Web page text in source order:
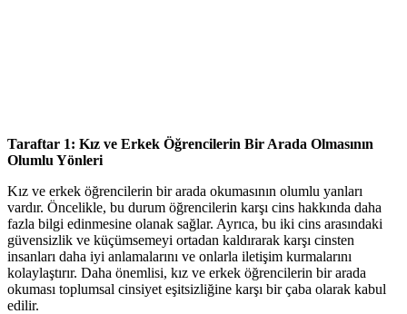
Taraftar 1: Kız ve Erkek Öğrencilerin Bir Arada Olmasının
Olumlu Yönleri
Kız ve erkek öğrencilerin bir arada okumasının olumlu yanları
vardır. Öncelikle, bu durum öğrencilerin karşı cins hakkında daha
fazla bilgi edinmesine olanak sağlar. Ayrıca, bu iki cins arasındaki
güvensizlik ve küçümsemeyi ortadan kaldırarak karşı cinsten
insanları daha iyi anlamalarını ve onlarla iletişim kurmalarını
kolaylaştırır. Daha önemlisi, kız ve erkek öğrencilerin bir arada
okuması toplumsal cinsiyet eşitsizliğine karşı bir çaba olarak kabul
edilir.